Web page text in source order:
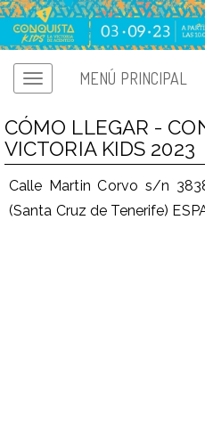
MENÚ PRINCIPAL
CÓMO LLEGAR -
VICTORIA KIDS 2023
Calle Martin Corvo s/n
(Santa Cruz de Tenerife)